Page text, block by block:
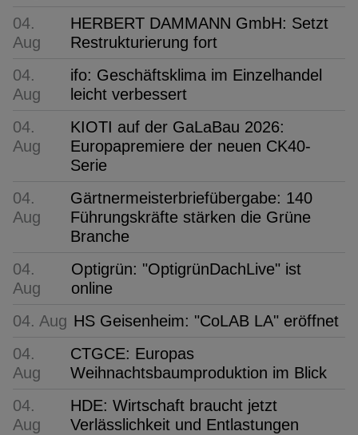
04.
Aug
HERBERT DAMMANN GmbH: Setzt
Restrukturierung fort
04.
Aug
ifo: Geschäftsklima im Einzelhandel
leicht verbessert
04.
Aug
KIOTI auf der GaLaBau 2026:
Europapremiere der neuen CK40-
Serie
04.
Aug
Gärtnermeisterbriefübergabe: 140
Führungskräfte stärken die Grüne
Branche
04.
Aug
Optigrün: "OptigrünDachLive" ist
online
04. Aug HS Geisenheim: "CoLAB LA" eröffnet
04.
Aug
CTGCE: Europas
Weihnachtsbaumproduktion im Blick
04.
Aug
HDE: Wirtschaft braucht jetzt
Verlässlichkeit und Entlastungen